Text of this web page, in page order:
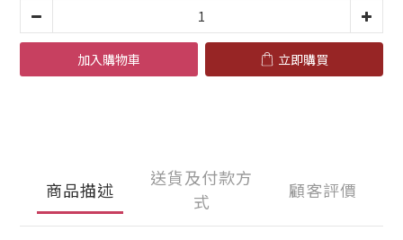
加入購物車 立即購買
商品描述
送貨及付款方
式
顧客評價